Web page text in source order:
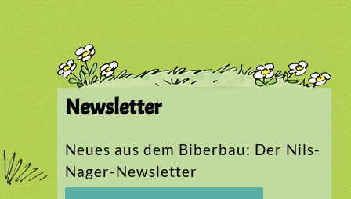
Newsletter
Neues aus dem Biberbau: Der Nils-
Nager-Newsletter